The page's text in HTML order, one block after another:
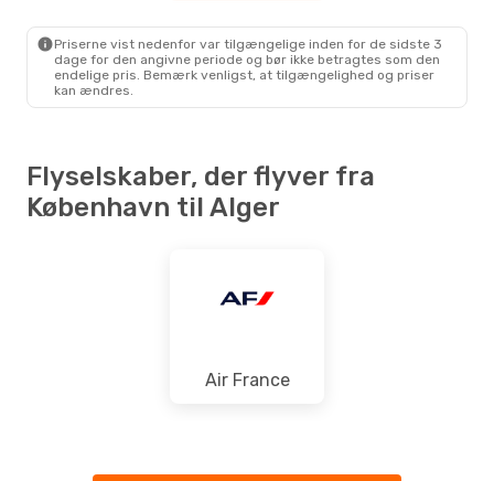
Priserne vist nedenfor var tilgængelige inden for de sidste 3
dage for den angivne periode og bør ikke betragtes som den
endelige pris. Bemærk venligst, at tilgængelighed og priser
kan ændres.
Flyselskaber, der flyver fra
København til Alger
Air France